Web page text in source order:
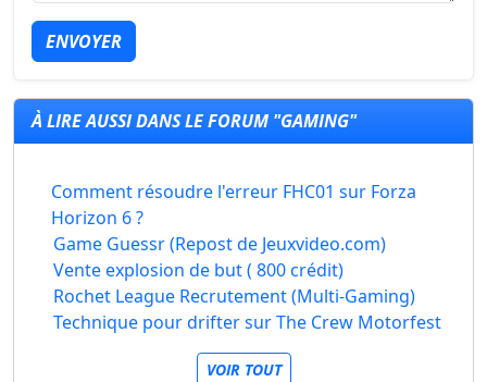
ENVOYER
À LIRE AUSSI DANS LE FORUM "GAMING"
Comment résoudre l'erreur FHC01 sur Forza
Horizon 6 ?
Game Guessr (Repost de Jeuxvideo.com)
Vente explosion de but ( 800 crédit)
Rochet League Recrutement (Multi-Gaming)
Technique pour drifter sur The Crew Motorfest
VOIR TOUT